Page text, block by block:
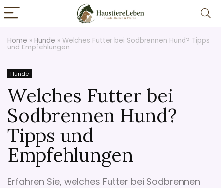
Home » Hunde » Welches Futter bei Sodbrennen Hund? Tipps
und Empfehlungen
Hunde
Welches Futter bei
Sodbrennen Hund?
Tipps und
Empfehlungen
Erfahren Sie, welches Futter bei Sodbrennen